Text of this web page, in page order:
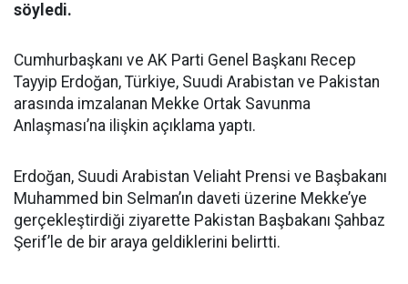
söyledi.
Cumhurbaşkanı ve AK Parti Genel Başkanı Recep
Tayyip Erdoğan, Türkiye, Suudi Arabistan ve Pakistan
arasında imzalanan Mekke Ortak Savunma
Anlaşması’na ilişkin açıklama yaptı.
Erdoğan, Suudi Arabistan Veliaht Prensi ve Başbakanı
Muhammed bin Selman’ın daveti üzerine Mekke’ye
gerçekleştirdiği ziyarette Pakistan Başbakanı Şahbaz
Şerif’le de bir araya geldiklerini belirtti.